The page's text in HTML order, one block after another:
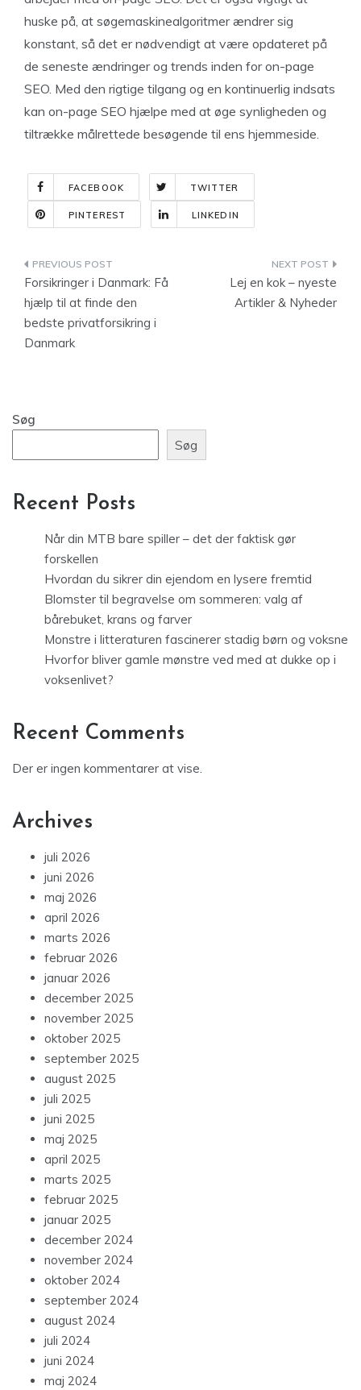
huske på, at søgemaskinealgoritmer ændrer sig
konstant, så det er nødvendigt at være opdateret på
de seneste ændringer og trends inden for on-page
SEO. Med den rigtige tilgang og en kontinuerlig indsats
kan on-page SEO hjælpe med at øge synligheden og
tiltrække målrettede besøgende til ens hjemmeside.
FACEBOOK TWITTER
PINTEREST LINKEDIN
Indlægsnavigation
Forsikringer i Danmark: Få
hjælp til at finde den
bedste privatforsikring i
Danmark
Lej en kok – nyeste
Artikler & Nyheder
Søg
Søg
Recent Posts
Når din MTB bare spiller – det der faktisk gør
forskellen
Hvordan du sikrer din ejendom en lysere fremtid
Blomster til begravelse om sommeren: valg af
bårebuket, krans og farver
Monstre i litteraturen fascinerer stadig børn og voksne
Hvorfor bliver gamle mønstre ved med at dukke op i
voksenlivet?
Recent Comments
Der er ingen kommentarer at vise.
Archives
juli 2026
juni 2026
maj 2026
april 2026
marts 2026
februar 2026
januar 2026
december 2025
november 2025
oktober 2025
september 2025
august 2025
juli 2025
juni 2025
maj 2025
april 2025
marts 2025
februar 2025
januar 2025
december 2024
november 2024
oktober 2024
september 2024
august 2024
juli 2024
juni 2024
maj 2024